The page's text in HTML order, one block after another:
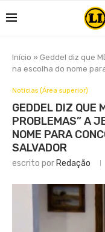
Início » Geddel diz que
na escolha do nome
Notícias (Área superior)
GEDDEL DIZ QUE
PROBLEMAS” A
NOME PARA
SALVADOR
escrito por Redação